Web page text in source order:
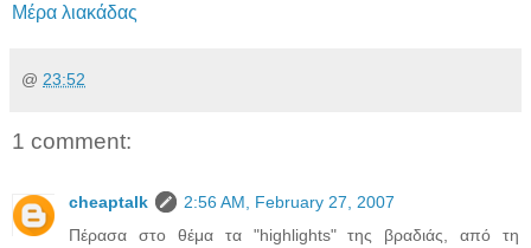
Μέρα λιακάδας
@ 23:52
1 comment:
cheaptalk
2:56 AM, February 27, 2007
Πέρασα στο θέμα τα "highlights" της βραδιάς, από τη